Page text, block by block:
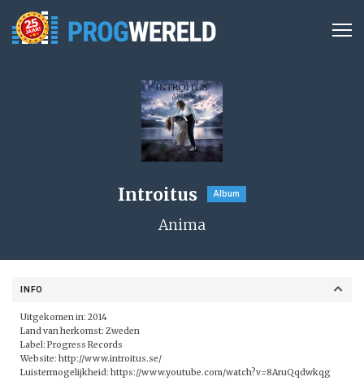
Introitus Album
Anima
INFO
Uitgekomen in: 2014
Land van herkomst: Zweden
Label: Progress Records
Website: http://www.introitus.se/
Luistermogelijkheid: https://www.youtube.com/watch?v=8AruQqdwkqg